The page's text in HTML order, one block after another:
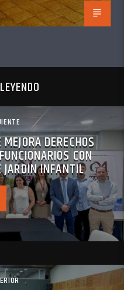
DERECHOS
CON
JARDÍN INFANTIL